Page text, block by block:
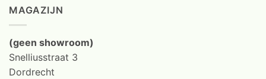
MAGAZIJN
(geen showroom)
Snelliusstraat 3
Dordrecht